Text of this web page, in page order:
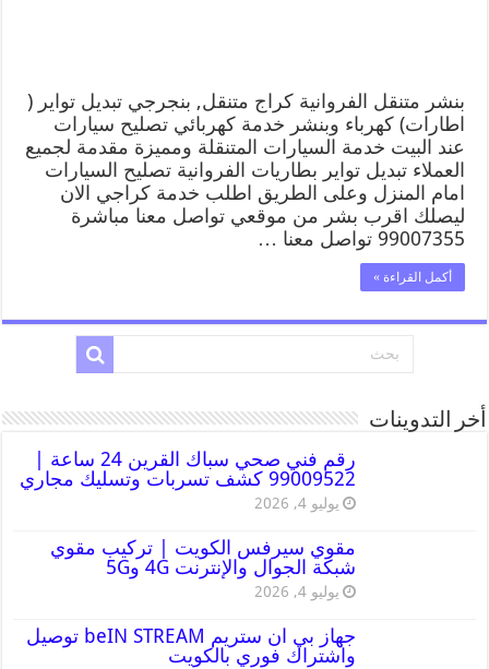
بنشر متنقل الفروانية كراج متنقل, بنجرجي تبديل تواير (
اطارات) كهرباء وبنشر خدمة كهربائي تصليح سيارات
عند البيت خدمة السيارات المتنقلة ومميزة مقدمة لجميع
العملاء تبديل تواير بطاريات الفروانية تصليح السيارات
امام المنزل وعلى الطريق اطلب خدمة كراجي الان
ليصلك اقرب بشر من موقعي تواصل معنا مباشرة
99007355 تواصل معنا …
أكمل القراءة »
أخر التدوينات
رقم فني صحي سباك القرين 24 ساعة |
99009522 كشف تسربات وتسليك مجاري
يوليو 4, 2026
مقوي سيرفس الكويت | تركيب مقوي
شبكة الجوال والإنترنت 4G و5G
يوليو 4, 2026
جهاز بي ان ستريم beIN STREAM توصيل
واشتراك فوري بالكويت